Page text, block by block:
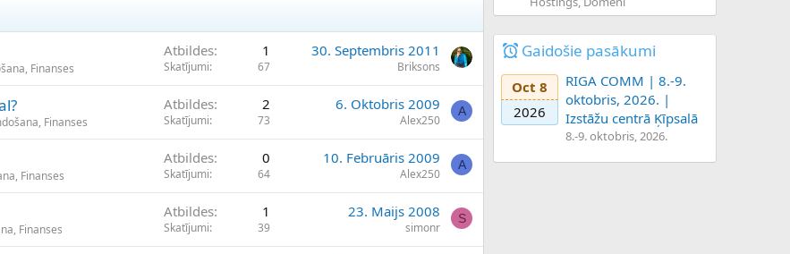
Finanses
Atbildes 1
Skatījumi 67
30. Septembris 2011
Briksons
Finanses
Atbildes 2
Skatījumi 73
6. Oktobris 2009
Alex250
A
Finanses
Atbildes 0
Skatījumi 64
10. Februāris 2009
Alex250
A
Finanses
Atbildes 1
Skatījumi 39
23. Maijs 2008
simonr
S
Gaidošie pasākumi
Oct 8
2026
RIGA COMM | 8.-9.
oktobris, 2026. |
Izstāžu centrā Ķīpsalā
8.-9. oktobris, 2026.